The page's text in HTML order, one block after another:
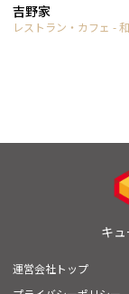
吉野家
レストラン・カフェ -
キ
運営会社トップ